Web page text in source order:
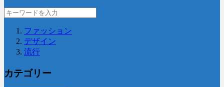
ファッション
デザイン
流行
カテゴリー